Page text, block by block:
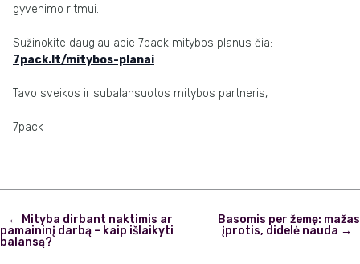
gyvenimo ritmui.
Sužinokite daugiau apie 7pack mitybos planus čia:
7pack.lt/mitybos-planai
Tavo sveikos ir subalansuotos mitybos partneris,
7pack
Post
navigation
Basomis per žemę: mažas
įprotis, didelė nauda →
← Mityba dirbant naktimis ar
pamaininį darbą – kaip išlaikyti
balansą?